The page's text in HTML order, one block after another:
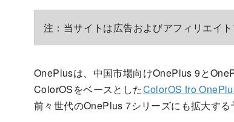
注：当サイトは広告およびアフィリエイ
OnePlusは、中国市場向けOnePlus 9と
ColorOSをベースとしたColorOS fro
前々世代のOnePlus 7シリーズにも拡大する